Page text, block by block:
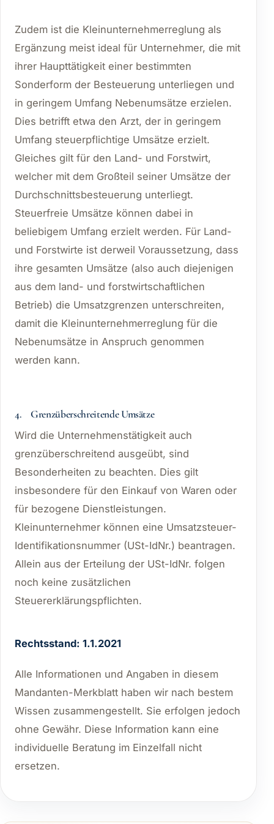
Zudem ist die Kleinunternehmerreglung als
Ergänzung meist ideal für Unternehmer, die mit
ihrer Haupttätigkeit einer bestimmten
Sonderform der Besteuerung unterliegen und
in geringem Umfang Nebenumsätze erzielen.
Dies betrifft etwa den Arzt, der in geringem
Umfang steuerpflichtige Umsätze erzielt.
Gleiches gilt für den Land- und Forstwirt,
welcher mit dem Großteil seiner Umsätze der
Durchschnittsbesteuerung unterliegt.
Steuerfreie Umsätze können dabei in
beliebigem Umfang erzielt werden. Für Land-
und Forstwirte ist derweil Voraussetzung, dass
ihre gesamten Umsätze (also auch diejenigen
aus dem land- und forstwirtschaftlichen
Betrieb) die Umsatzgrenzen unterschreiten,
damit die Kleinunternehmerreglung für die
Nebenumsätze in Anspruch genommen
werden kann.
4. Grenzüberschreitende Umsätze
Wird die Unternehmenstätigkeit auch
grenzüberschreitend ausgeübt, sind
Besonderheiten zu beachten. Dies gilt
insbesondere für den Einkauf von Waren oder
für bezogene Dienstleistungen.
Kleinunternehmer können eine Umsatzsteuer-
Identifikationsnummer (USt-IdNr.) beantragen.
Allein aus der Erteilung der USt-IdNr. folgen
noch keine zusätzlichen
Steuererklärungspflichten.
Rechtsstand: 1.1.2021
Alle Informationen und Angaben in diesem
Mandanten-Merkblatt haben wir nach bestem
Wissen zusammengestellt. Sie erfolgen jedoch
ohne Gewähr. Diese Information kann eine
individuelle Beratung im Einzelfall nicht
ersetzen.